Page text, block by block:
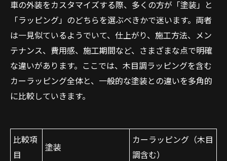
車の外装をカスタマイズする際、多くの方が「塗装」と
「ラッピング」のどちらを選ぶべきかで迷います。両者
は一見似ているようでいて、仕上がり、施工方法、メン
テナンス、費用感、施工期間など、さまざまな点で明確
な違いがあります。ここでは、木目調ラッピングを含む
カーラッピング全体と、一般的な塗装との違いを多角的
に比較していきます。
比較項
目
塗装
カーラッピング（木目
調含む）